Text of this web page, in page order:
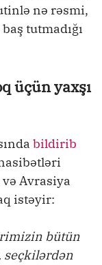
nə rəsmi,
tutmadığı
üçün yaxşı
bildirib
Avrasiya
istəyir:
bütün
seçkilərdən